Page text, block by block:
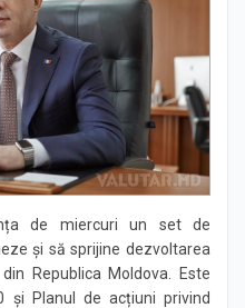
de bani
de miercuri un set de
și să sprijine dezvoltarea
Republica Moldova. Este
și Planul de acțiuni privind